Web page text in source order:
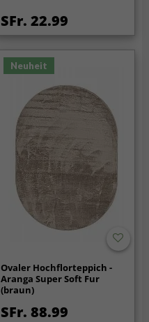
SFr. 22.99
Neuheit
Ovaler Hochflorteppich -
Aranga Super Soft Fur
(braun)
SFr. 88.99